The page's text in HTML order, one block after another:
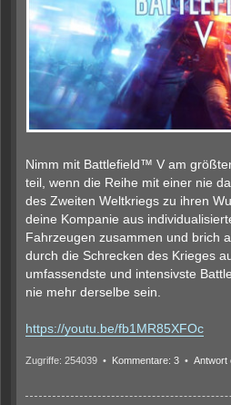
Nimm mit Battlefield™ V am
teil, wenn die Reihe mit einer nie
des Zweiten Weltkriegs zu ihren
deine Kompanie aus
Fahrzeugen zusammen und brich
durch die Schrecken des Krieges
umfassendste und intensivste
nie mehr derselbe sein.
https://youtu.be/fb1MR85XFOc
Zugriffe: 254039 • Kommentare: 3 • Antwort